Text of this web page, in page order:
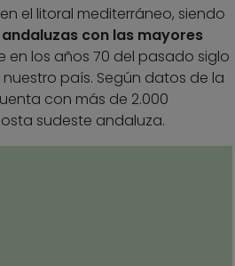
el litoral mediterráneo, siendo
con las mayores
en los años 70 del pasado siglo
país. Según datos de la
con más de 2.000
sudeste andaluza.